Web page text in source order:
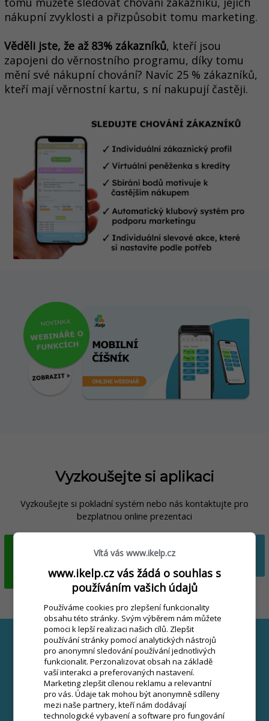
nákupní zvyklosti a přizpůsobit tomu marketing.
Věděli jste, že až 83% zákazníků, kteří jsou
zapojeni do věrnostního programu, díky tomu
mění své nákupní chování? Navíc 25 % zákazníků,
kteří mají věrnostní kartu, s ní nakupují častěji.
Vyzkoušejte si aplikaci
Vyzkoušejte si pokladní systém nebo nás kontaktujte pro
bezplatnou online prezentaci
ZDARMA
ONLINE PREZENTACE
Prečítajte si viac v našom blogu
Vítá vás www.ikelp.cz
www.ikelp.cz vás žádá o souhlas s
používáním vašich údajů
Používáme cookies pro zlepšení funkcionality
obsahu této stránky. Svým výběrem nám můžete
pomoci k lepší realizaci našich cílů. Zlepšit
používání stránky pomocí analytických nástrojů
pro anonymní sledování používání jednotlivých
funkcionalit. Perzonalizovat obsah na základě
vaší interakci a preferovaných nastavení.
Marketing zlepšit cílenou reklamu a relevantní
pro vás. Údaje tak mohou být anonymně sdíleny
mezi naše partnery, kteří nám dodávají
technologické vybavení a software pro fungování